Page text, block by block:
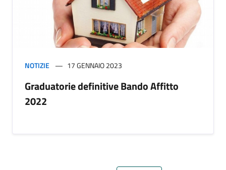
NOTIZIE 17 GENNAIO 2023
Graduatorie definitive Bando Affitto
2022